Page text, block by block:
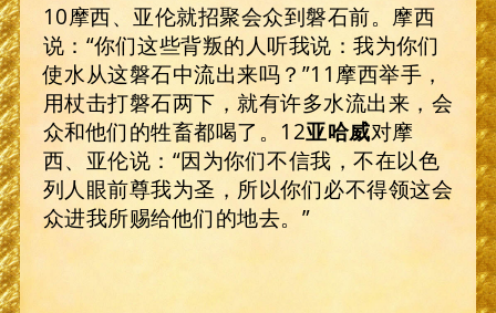
10摩西、亚伦就招聚会众到磐石前。摩西
说：“你们这些背叛的人听我说：我为你们
使水从这磐石中流出来吗？”11摩西举手，
用杖击打磐石两下，就有许多水流出来，会
众和他们的牲畜都喝了。12亚哈威对摩
西、亚伦说：“因为你们不信我，不在以色
列人眼前尊我为圣，所以你们必不得领这会
众进我所赐给他们的地去。”